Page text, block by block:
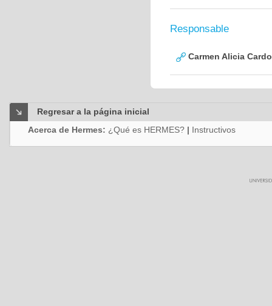
Responsable
Carmen Alicia
Regresar a la página inicial
Acerca de Hermes: ¿Qué es HERMES? | Instructivos